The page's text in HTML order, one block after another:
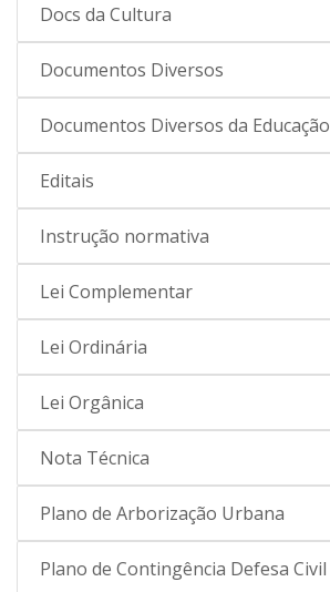
Docs da Cultura
Documentos Diversos
Documentos Diversos da Educação
Editais
Instrução normativa
Lei Complementar
Lei Ordinária
Lei Orgânica
Nota Técnica
Plano de Arborização Urbana
Plano de Contingência Defesa Civil